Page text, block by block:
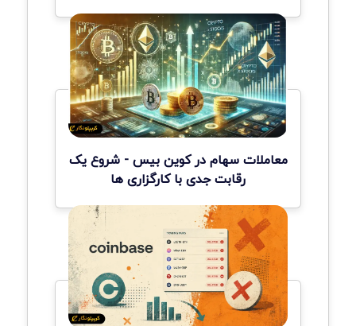
معاملات سهام در کوین بیس - شروع یک
رقابت جدی با کارگزاری ها